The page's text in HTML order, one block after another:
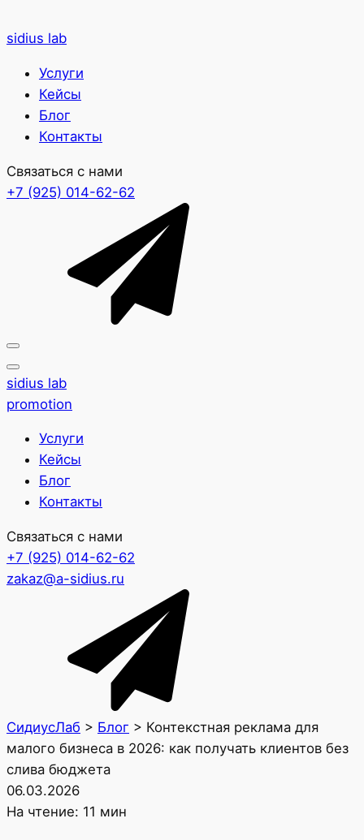
sidius lab
Услуги
Кейсы
Блог
Контакты
Связаться с нами
+7 (925) 014-62-62
sidius lab
promotion
Услуги
Кейсы
Блог
Контакты
Связаться с нами
+7 (925) 014-62-62
zakaz@a-sidius.ru
СидиусЛаб > Блог > Контекстная реклама для
малого бизнеса в 2026: как получать клиентов без
слива бюджета
06.03.2026
На чтение: 11 мин